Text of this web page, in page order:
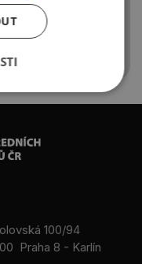
100/94
Praha 8 - Karlín